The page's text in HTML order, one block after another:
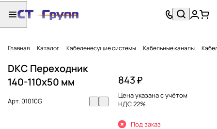
Главная Каталог Кабеленесущие системы Кабельные каналы
DKC Переходник
140-110х50 мм
Арт.01010G
843 ₽
Цена указана с учётом
НДС 22%
Под заказ